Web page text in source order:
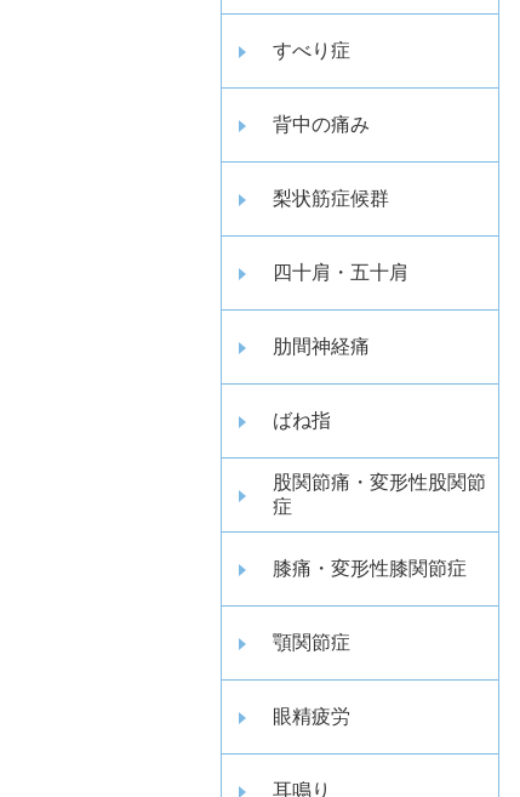
すべり症
背中の痛み
梨状筋症候群
四十肩・五十肩
肋間神経痛
ばね指
股関節痛・変形性股関節
症
膝痛・変形性膝関節症
顎関節症
眼精疲労
耳鳴り